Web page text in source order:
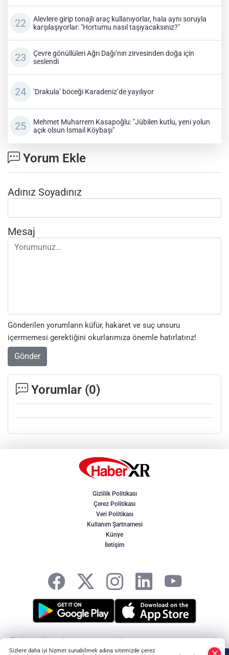
Alevlere girip tonajlı araç kullanıyorlar, hala aynı soruyla
karşılaşıyorlar: "Hortumu nasıl taşıyacaksınız?"
Çevre gönüllüleri Ağrı Dağı’nın zirvesinden doğa için
seslendi
’Drakula’ böceği Karadeniz’de yayılıyor
Mehmet Muharrem Kasapoğlu: "Jübilen kutlu, yeni yolun
açık olsun İsmail Köybaşı"
Yorum Ekle
Adınız Soyadınız
Mesaj
Gönderilen yorumların küfür, hakaret ve suç unsuru
içermemesi gerektiğini okurlarımıza önemle hatırlatırız!
Gönder
Yorumlar (0)
Gizlilik Politikası
Çerez Politikası
Veri Politikası
Kullanım Şartnamesi
Künye
İletişim
Türkiye ve dünya gündeminden son dakika haberler, ekonomi, spor, magazin
ve yerel gelişmeler. Doğru, tarafsız ve hızlı haberciliğin adresi HaberXR -
Sizlere daha iyi hizmet sunabilmek adına sitemizde çerez